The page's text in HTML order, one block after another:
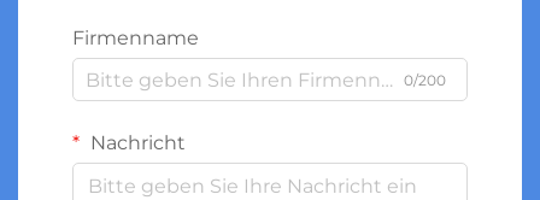
Firmenname
0/200
Nachricht